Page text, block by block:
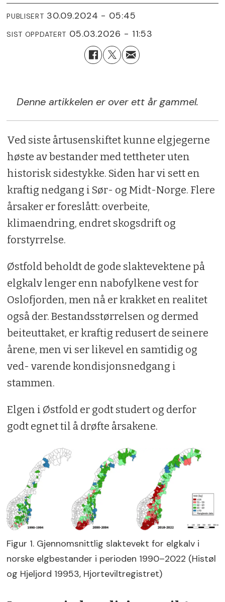
PUBLISERT 30.09.2024 - 05:45
SIST OPPDATERT 05.03.2026 - 11:53
Denne artikkelen er over ett år gammel.
Ved siste årtusenskiftet kunne elgjegerne
høste av bestander med tettheter uten
historisk sidestykke. Siden har vi sett en
kraftig nedgang i Sør- og Midt-Norge. Flere
årsaker er foreslått: overbeite,
klimaendring, endret skogsdrift og
forstyrrelse.
Østfold beholdt de gode slaktevektene på
elgkalv lenger enn nabofylkene vest for
Oslofjorden, men nå er krakket en realitet
også der. Bestandsstørrelsen og dermed
beiteuttaket, er kraftig redusert de seinere
årene, men vi ser likevel en samtidig og
ved- varende kondisjonsnedgang i
stammen.
Elgen i Østfold er godt studert og derfor
godt egnet til å drøfte årsakene.
Figur 1. Gjennomsnittlig slaktevekt for elgkalv i
norske elgbestander i perioden 1990–2022 (Histøl
og Hjeljord 19953, Hjorteviltregistret)